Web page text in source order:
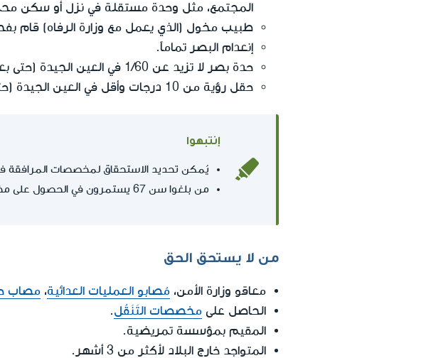
المجتمع، مثل وحدة مستقلة في نزل أو سكن
طبيب مخول (الذي يعمل مع وزارة الرفاه) قام
إنعدام البصر تماماً.
حدة بصر لا تزيد عن 1/60 في العين الجيدة (حتى بعد الاستعانة بنظارات).
حقل رؤية من 10 درجات وأقل في العين الجيدة (حتى بعد الاستعانة بنظارات).
إنتبهوا
يُمكن تحديد الاستحقاق لمخصصات المرافقة
من بلغوا سن 67 يستمرون في الحصول على مخصصات المرافقة (بشرط أن يتم تحديد الاستحقاق قبل سن 67).
من لا يستحق الحق
معاقو وزارة الأمن، مُصابو العمليات العدائية، مصاب
الحاصل على مخصصات التَنَقُل.
المقيم بمؤسسة تمريضية.
المتواجد خارج البلاد لأكثر من 3 أشهر.